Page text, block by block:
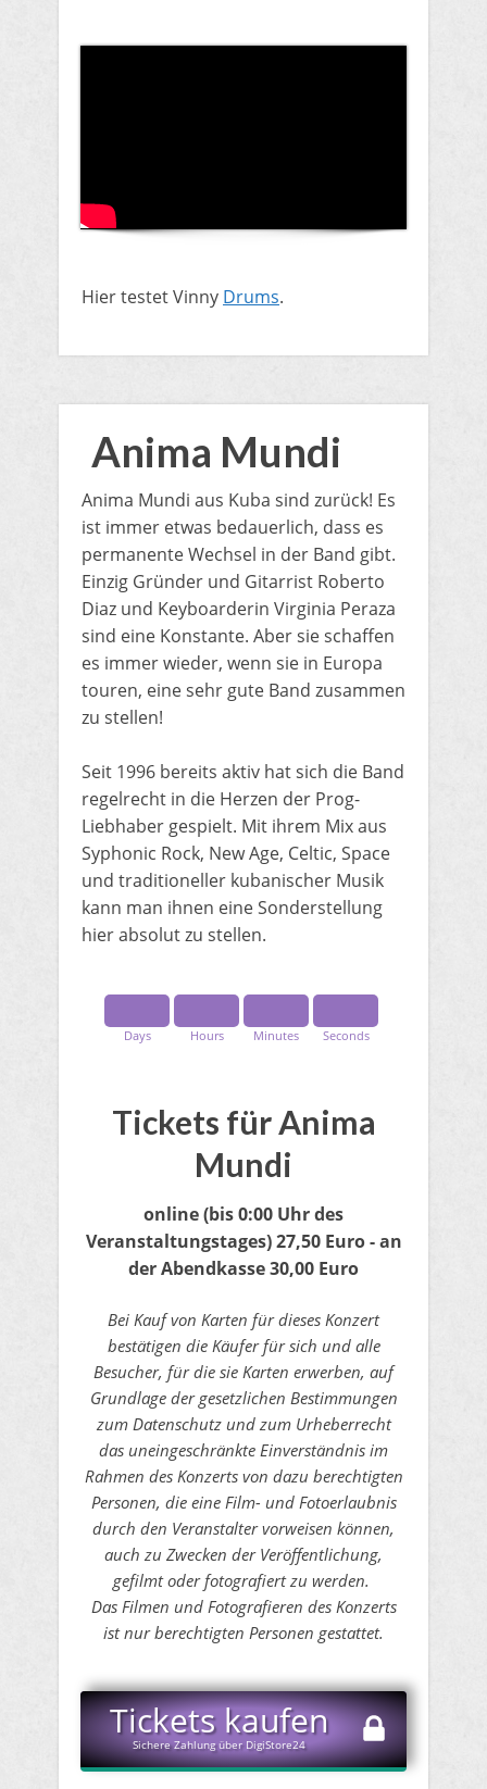
Hier testet Vinny Drums.
Anima Mundi
​Anima Mundi aus Kuba sind zurück! Es
ist immer etwas bedauerlich, dass es
permanente Wechsel in der Band gibt.
Einzig Gründer und Gitarrist Roberto
Diaz und Keyboarderin Virginia Peraza
sind eine Konstante. Aber sie schaffen
es immer wieder, wenn sie in Europa
touren, eine sehr gute Band zusammen
zu stellen!
Seit 1996 bereits aktiv hat sich die Band
regelrecht in die Herzen der Prog-
Liebhaber gespielt. Mit ihrem Mix aus
Syphonic Rock, New Age, Celtic, Space
und traditioneller kubanischer Musik
kann man ihnen eine Sonderstellung
hier absolut zu stellen.
Days Hours Minutes Seconds
​Tickets für Anima
Mundi
online(bis 0:00 Uhr des
Veranstaltungstages)27,50 Euro​ - an
der Abendkasse 30,00 Euro
Bei Kauf von Karten für dieses Konzert
bestätigen die Käufer für sich und alle
Besucher, für die sie Karten erwerben, auf
Grundlage der gesetzlichen Bestimmungen
zum Datenschutz und zum Urheberrecht
das uneingeschränkte Einverständnis im
Rahmen des Konzerts von dazu berechtigten
Personen, die eine Film- und Fotoerlaubnis
durch den Veranstalter vorweisen können,
auch zu Zwecken der Veröffentlichung,
gefilmt oder fotografiert zu werden.
Das Filmen und Fotografieren des Konzerts
ist nur berechtigten Personen gestattet.
​Tickets kaufen
Sichere Zahlung über DigiStore24